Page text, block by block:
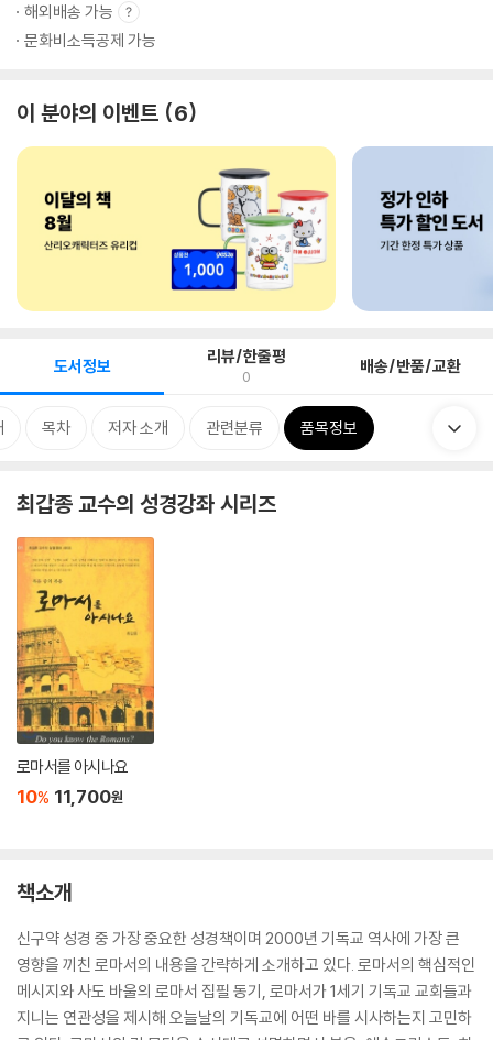
해외배송 가능
문화비소득공제 가능
이 분야의 이벤트 6
도서정보 리뷰/한줄평
0 배송/반품/교환
목차 저자 소개 관련분류 품목정보
최갑종 교수의 성경강좌 시리즈
로마서를 아시나요
10% 11,700원
책소개
신구약 성경 중 가장 중요한 성경책이며 2000년 기독교 역사에 가장 큰
영향을 끼친 로마서의 내용을 간략하게 소개하고 있다. 로마서의 핵심적인
메시지와 사도 바울의 로마서 집필 동기, 로마서가 1세기 기독교 교회들과
지니는 연관성을 제시해 오늘날의 기독교에 어떤 바를 시사하는지 고민하